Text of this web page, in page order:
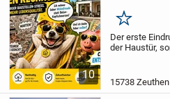
10
Merken
Der erste
der Haustür,
sich
15738 Zeuthen